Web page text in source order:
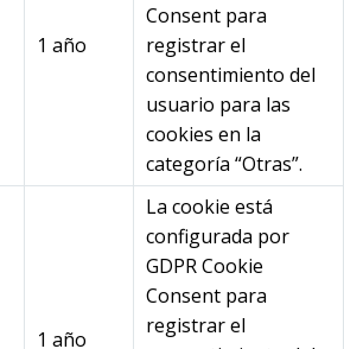
1 año
Consent para
registrar el
consentimiento del
usuario para las
cookies en la
categoría “Otras”.
1 año
La cookie está
configurada por
GDPR Cookie
Consent para
registrar el